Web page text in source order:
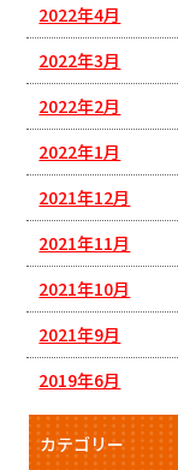
2022年4月
2022年3月
2022年2月
2022年1月
2021年12月
2021年11月
2021年10月
2021年9月
2019年6月
カテゴリー